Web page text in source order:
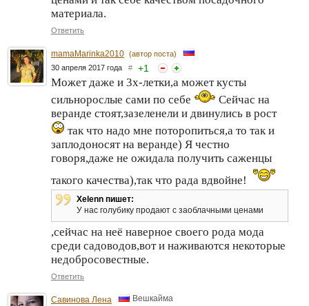
материала.
Ответить
mamaMarinka2010 (автор поста)
30 апреля 2017 года # +1
Может даже и 3х-летки,а может кусты
сильнорослые сами по себе
Сейчас на
веранде стоят,зазеленели и двинулись в рост
так что надо мне поторопиться,а то так и
заплодоносят на веранде) Я честно
говоря,даже не ожидала получить саженцы
такого качества),так что рада вдвойне!
Xelenn пишет:
У нас голубику продают с заоблачными ценами
,сейчас на неё наверное своего рода мода
среди садоводов,вот и наживаются некоторые
недобросовестные.
Ответить
Савинова Лена Вешкайма